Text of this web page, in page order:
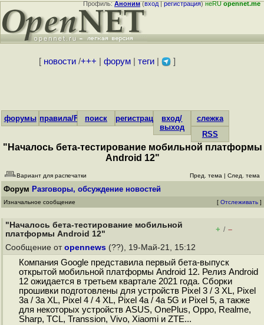
Профиль:Аноним(вход|регистрация)неRUopennet.me
[ новости/+++ форум| теги| ]
форумы правила/FAQпоиск регистрациявход/
выход
слежка
RSS
"Началось бета-тестирование мобильной платформы
Android 12"
Вариант для распечатки Пред. тема | След. тема
Форум Разговоры, обсуждение новостей
Изначальное сообщение [ Отслеживать ]
"Началось бета-тестирование мобильной
платформы Android 12"
+ / –
Сообщение от opennews (??), 19-Май-21, 15:12
Компания Google представила первый бета-выпуск
открытой мобильной платформы Android 12. Релиз Android
12 ожидается в третьем квартале 2021 года. Сборки
прошивки подготовлены для устройств Pixel 3 / 3 XL, Pixel
3a / 3a XL, Pixel 4 / 4 XL, Pixel 4a / 4a 5G и Pixel 5, а также
для некоторых устройств ASUS, OnePlus, Oppo, Realme,
Sharp, TCL, Transsion, Vivo, Xiaomi и ZTE...